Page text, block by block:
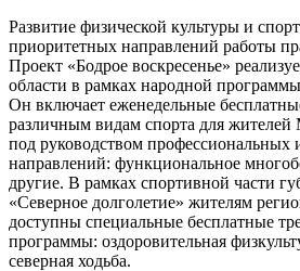
Развитие физической культуры и
приоритетных направлений работы
Проект «Бодрое воскресенье»
области в рамках народной
Он включает еженедельные
различным видам спорта для жителей
под руководством профессиональных
направлений: функциональное
другие. В рамках спортивной части
«Северное долголетие» жителям
доступны специальные бесплатные
программы: оздоровительная
северная ходьба.